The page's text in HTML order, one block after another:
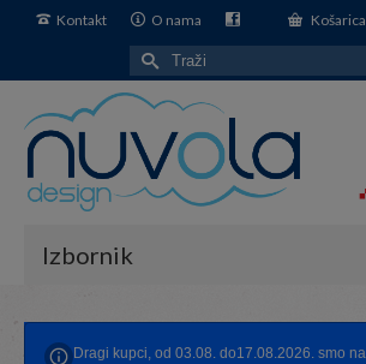
Kontakt O nama Košarica
Search
for:
Izbornik
Dragi kupci, od 03.08. do17.08.2026. smo na